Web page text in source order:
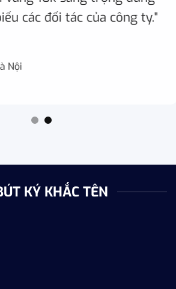
các đối tác của công ty."
KÝ KHẮC TÊN